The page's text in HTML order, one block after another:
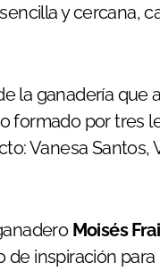
y cercana,
la ganadería que
formado por tres
Vanesa Santos,
Moisés
inspiración